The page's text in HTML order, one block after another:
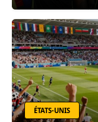
ÉTATS-UNIS